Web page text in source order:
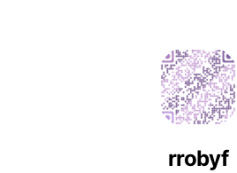
rrobyf